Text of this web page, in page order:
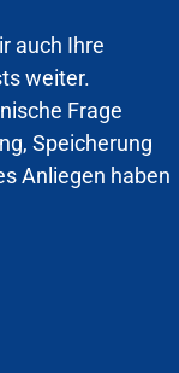
auch Ihre
weiter.
Frage
Speicherung
Anliegen haben